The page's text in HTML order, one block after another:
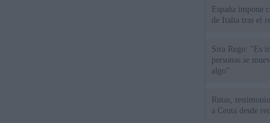
España impone
de Italia tras el
Sira Rego: "Es
personas se
algo"
Rutas,
a Ceuta desde